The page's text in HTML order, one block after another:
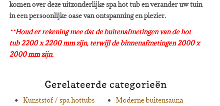
komen over deze uitzonderlijke spa hot tub en verander uw tuin
in een persoonlijke oase van ontspanning en plezier.
**Houd er rekening mee dat de buitenafmetingen van de hot
tub 2200 x 2200 mm zijn, terwijl de binnenafmetingen 2000 x
2000 mm zijn.
Gerelateerde categorieën
Kunststof / spa hottubs
Moderne buitensauna